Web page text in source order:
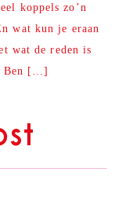
koppels zo’n
wat kun je eraan
wat de reden is
Ben […]